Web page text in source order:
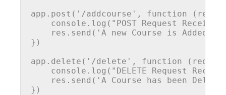
app. post ( '/addcourse' , function ( req,
console . log ( "POST Request
    res.
send ( 'A new Course is Added!'
})
app. delete ( '/delete' , function ( req,
console . log ( "DELETE Request
    res.
send ( 'A Course has been
})